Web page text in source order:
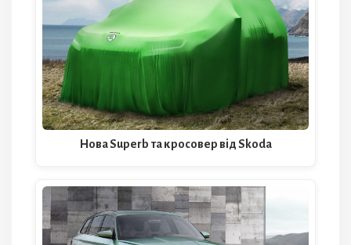
Нова Superb та кросовер від Skoda